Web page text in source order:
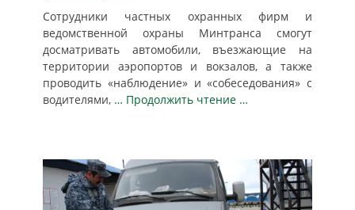
Сотрудники частных охранных фирм и
ведомственной охраны Минтранса смогут
досматривать автомобили, въезжающие на
территории аэропортов и вокзалов, а также
проводить «наблюдение» и «собеседования» с
водителями, … Продолжить чтение …